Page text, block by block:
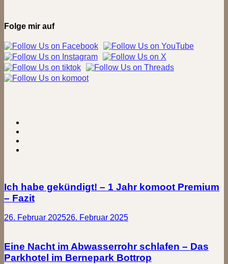
Angst
leeren
Stempelkästen
Folge mir auf
Ich habe gekündigt! – 1 Jahr komoot Premium
– Fazit
26. Februar 202526. Februar 2025
Eine Nacht im Abwasserrohr schlafen – Das
Parkhotel im Bernepark Bottrop